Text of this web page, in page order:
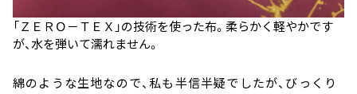
「ＺＥＲＯ－ＴＥＸ」の技術を使った布。柔らかく軽やかです
が、水を弾いて濡れません。
綿のような生地なので、私も半信半疑でしたが、びっくり